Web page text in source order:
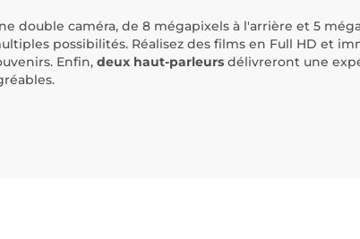
double caméra, de 8 mégapixels à l'arrière et 5
possibilités. Réalisez des films en Full HD et
Enfin, deux haut-parleurs délivreront une